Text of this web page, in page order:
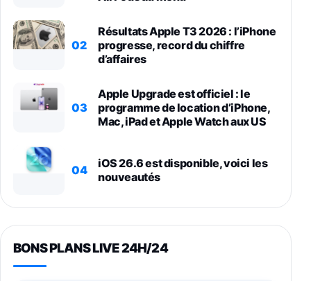
02
Résultats Apple T3 2026 : l’iPhone
progresse, record du chiffre
d’affaires
03
Apple Upgrade est officiel : le
programme de location d’iPhone,
Mac, iPad et Apple Watch aux US
04
iOS 26.6 est disponible, voici les
nouveautés
BONS PLANS LIVE 24H/24